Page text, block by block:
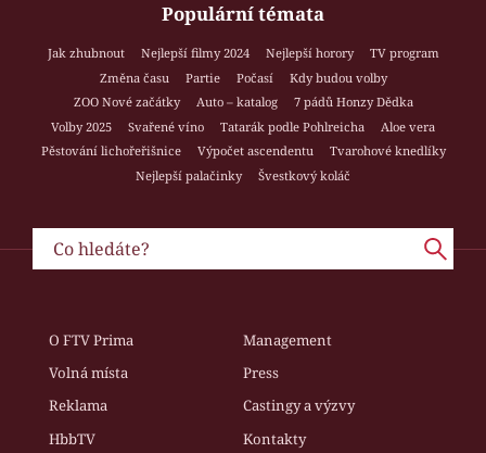
Populární témata
Jak zhubnout Nejlepší filmy 2024 Nejlepší horory
TV program
Změna času
Partie Počasí
Kdy budou volby
ZOO Nové začátky
Auto – katalog
7 pádů Honzy Dědka
Volby 2025
Svařené víno Tatarák podle Pohlreicha
Aloe vera
Pěstování lichořeřišnice
Výpočet ascendentu
Tvarohové knedlíky
Nejlepší palačinky
Švestkový koláč
O FTV Prima
Management
Volná místa
Press
Reklama
Castingy a výzvy
HbbTV
Kontakty